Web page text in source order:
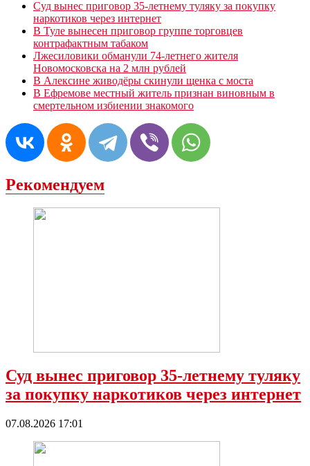
Суд вынес приговор 35-летнему туляку за покупку
наркотиков через интернет
В Туле вынесен приговор группе торговцев
контрафактным табаком
Лжесиловики обманули 74-летнего жителя
Новомосковска на 2 млн рублей
В Алексине живодёры скинули щенка с моста
В Ефремове местный житель признан виновным в
смертельном избиении знакомого
Рекомендуем
Суд вынес приговор 35-летнему туляку
за покупку наркотиков через интернет
07.08.2026 17:01